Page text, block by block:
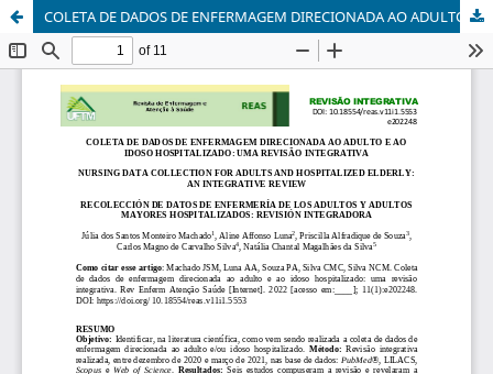
COLETA DE DADOS DE ENFERMAGEM DIRECIONADA AO ADULTO E AO IDOSO HOSPITALIZADO: UMA REVISÃO INTEGRATIVA